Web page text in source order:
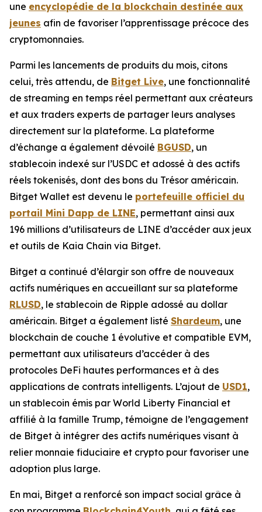
une encyclopédie de la blockchain destinée aux
jeunes afin de favoriser l’apprentissage précoce des
cryptomonnaies.
Parmi les lancements de produits du mois, citons
celui, très attendu, de Bitget Live, une fonctionnalité
de streaming en temps réel permettant aux créateurs
et aux traders experts de partager leurs analyses
directement sur la plateforme. La plateforme
d’échange a également dévoilé BGUSD, un
stablecoin indexé sur l’USDC et adossé à des actifs
réels tokenisés, dont des bons du Trésor américain.
Bitget Wallet est devenu le portefeuille officiel du
portail Mini Dapp de LINE, permettant ainsi aux
196 millions d’utilisateurs de LINE d’accéder aux jeux
et outils de Kaia Chain via Bitget.
Bitget a continué d’élargir son offre de nouveaux
actifs numériques en accueillant sur sa plateforme
RLUSD, le stablecoin de Ripple adossé au dollar
américain. Bitget a également listé Shardeum, une
blockchain de couche 1 évolutive et compatible EVM,
permettant aux utilisateurs d’accéder à des
protocoles DeFi hautes performances et à des
applications de contrats intelligents. L’ajout de USD1,
un stablecoin émis par World Liberty Financial et
affilié à la famille Trump, témoigne de l’engagement
de Bitget à intégrer des actifs numériques visant à
relier monnaie fiduciaire et crypto pour favoriser une
adoption plus large.
En mai, Bitget a renforcé son impact social grâce à